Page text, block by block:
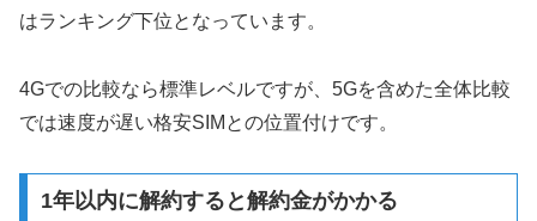
はランキング下位となっています。
4Gでの比較なら標準レベルですが、5Gを含めた全体比較
では速度が遅い格安SIMとの位置付けです。
1年以内に解約すると解約金がかかる